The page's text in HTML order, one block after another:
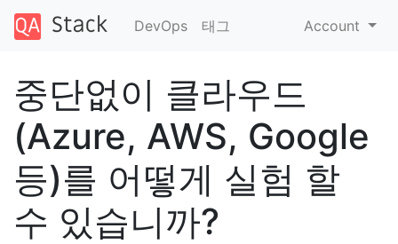
DevOps 태그 Account
중단없이 클라우드
(Azure, AWS, Google
등)를 어떻게 실험 할
수 있습니까?